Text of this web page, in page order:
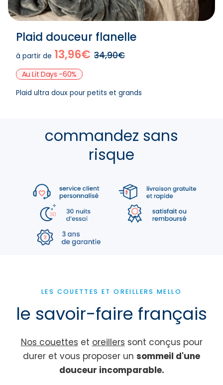
à partir de 13,96€ 34,90€
Plaid douceur flanelle
Au Lit Days -60%
Plaid ultra doux pour petits et grands
commandez sans
risque
le savoir-faire français
LES COUETTES ET OREILLERS MELLO
Nos couettes et oreillers sont conçus pour
durer et vous proposer un sommeil d'une
douceur incomparable.